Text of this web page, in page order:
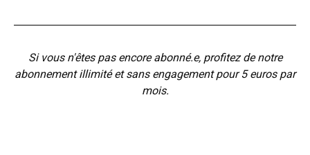
Si vous n'êtes pas encore abonné.e, profitez de notre
abonnement illimité et sans engagement pour 5 euros par
mois.